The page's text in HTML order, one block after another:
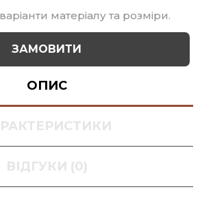
матеріалу та розміри.
ЗАМОВИТИ
ОПИС
ВІДГУКИ (0)